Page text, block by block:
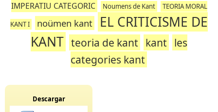
IMPERATIU CATEGORIC
Noumens de Kant TEORIA MORAL
KANT I noümen kant
EL CRITICISME DE
KANT teoria de kant kant les
categories kant
Descargar